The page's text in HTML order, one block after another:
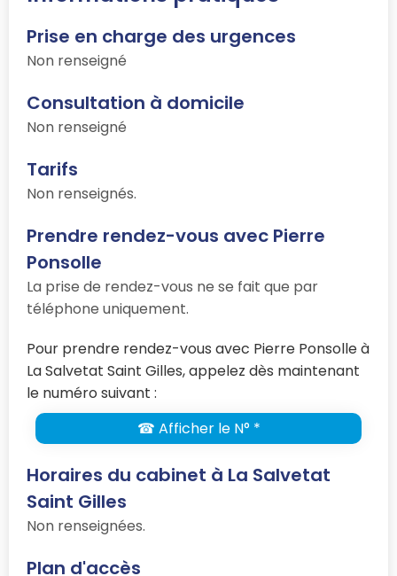
Prise en charge des urgences
Non renseigné
Consultation à domicile
Non renseigné
Tarifs
Non renseignés.
Prendre rendez-vous avec Pierre
Ponsolle
La prise de rendez-vous ne se fait que par
téléphone uniquement.
Pour prendre rendez-vous avec Pierre Ponsolle à
La Salvetat Saint Gilles, appelez dès maintenant
le numéro suivant :
☎ Afficher le N° *
Horaires du cabinet à La Salvetat
Saint Gilles
Non renseignées.
Plan d'accès